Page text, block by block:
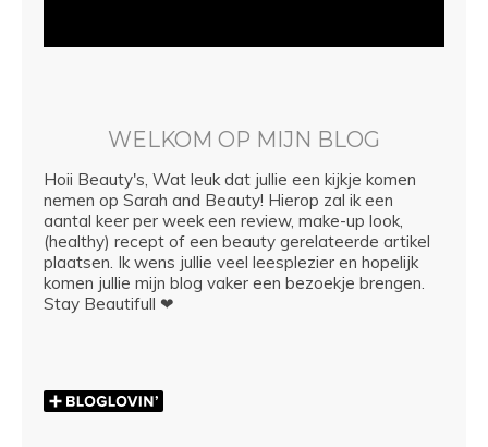
WELKOM OP MIJN BLOG
Hoii Beauty's, Wat leuk dat jullie een kijkje komen
nemen op Sarah and Beauty! Hierop zal ik een
aantal keer per week een review, make-up look,
(healthy) recept of een beauty gerelateerde artikel
plaatsen. Ik wens jullie veel leesplezier en hopelijk
komen jullie mijn blog vaker een bezoekje brengen.
Stay Beautifull ❤